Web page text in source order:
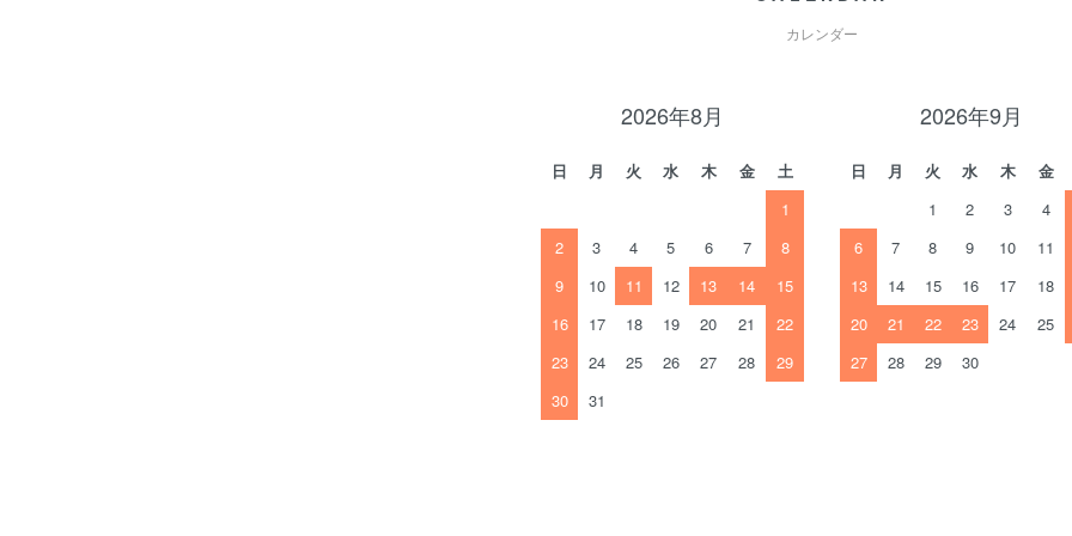
カレンダー
2026年8月
日 月 火 水 木 金
土
1
2
3 4 5 6 7
8
9
10 11 12 13 14
15
16
17 18 19 20 21
22
23
24 25 26 27 28
29
30
31
2026年9月
日 月 火 水 木 金
1
2 3 4
6
7 8 9 10 11
13
14 15 16 17 18
20
21 22 23 24 25
27
28 29 30